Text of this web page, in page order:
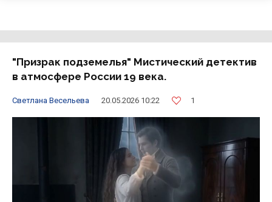
"Призрак подземелья" Мистический детектив
в атмосфере России 19 века.
Светлана Весельева 20.05.2026 10:22 1